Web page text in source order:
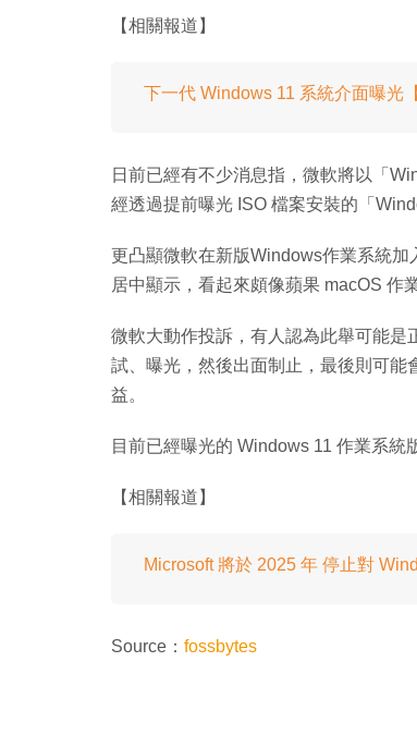
【相關報道】
下一代 Windows 11 系統介面曝光
日前已經有不少消息指，微軟將以「
經透過提前曝光 ISO 檔案安裝的「
更凸顯微軟在新版Windows作業系統
居中顯示，看起來頗像蘋果 macOS 作
微軟大動作投訴，有人認為此舉可能是
試、曝光，然後出面制止，最後則可能
益。
目前已經曝光的 Windows 11 作業系統
【相關報道】
Microsoft 將於 2025 年 停止對
Source： fossbytes